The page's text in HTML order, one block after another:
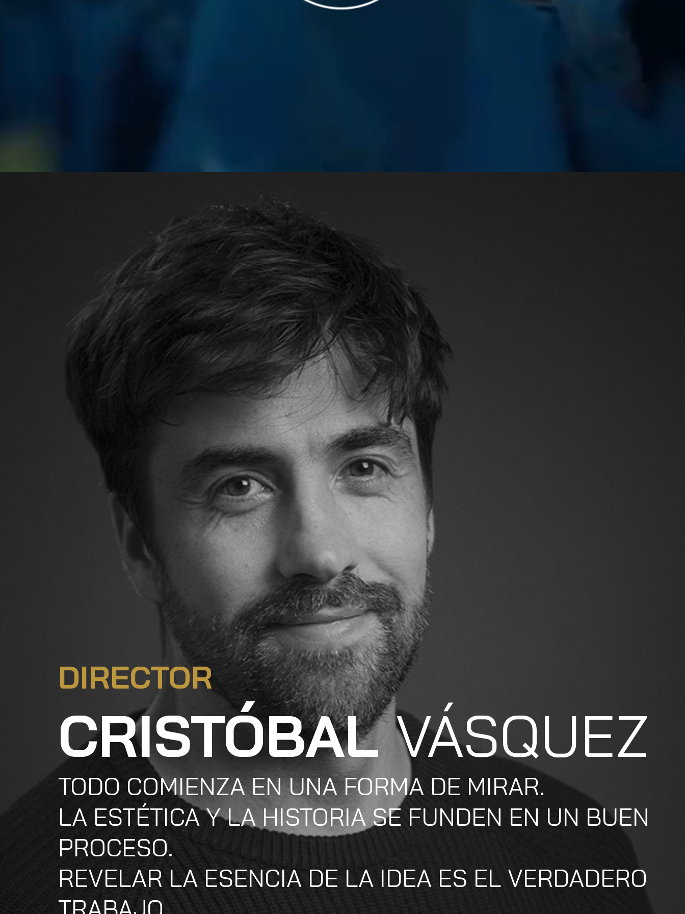
DIRECTOR
CRISTÓBALVÁSQUEZ
TODO COMIENZA EN UNA FORMA DE MIRAR.
LA ESTÉTICA Y LA HISTORIA SE FUNDEN EN UN BUEN
PROCESO.
REVELAR LA ESENCIA DE LA IDEA ES EL VERDADERO